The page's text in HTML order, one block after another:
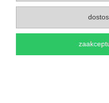
Papiery Dixi Toppers